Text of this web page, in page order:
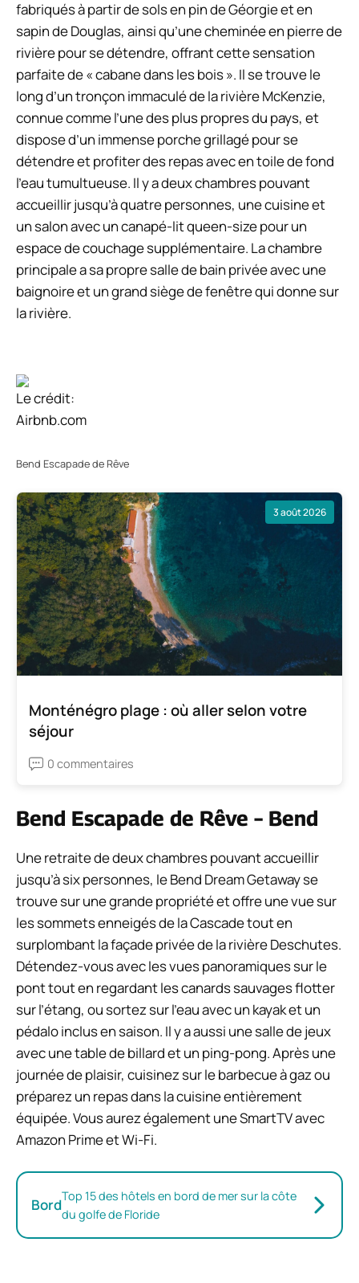
fabriqués à partir de sols en pin de Géorgie et en
sapin de Douglas, ainsi qu’une cheminée en pierre de
rivière pour se détendre, offrant cette sensation
parfaite de « cabane dans les bois ». Il se trouve le
long d’un tronçon immaculé de la rivière McKenzie,
connue comme l’une des plus propres du pays, et
dispose d’un immense porche grillagé pour se
détendre et profiter des repas avec en toile de fond
l’eau tumultueuse. Il y a deux chambres pouvant
accueillir jusqu’à quatre personnes, une cuisine et
un salon avec un canapé-lit queen-size pour un
espace de couchage supplémentaire. La chambre
principale a sa propre salle de bain privée avec une
baignoire et un grand siège de fenêtre qui donne sur
la rivière.
Le crédit:
Airbnb.com
Bend Escapade de Rêve
3 août 2026
Monténégro plage : où aller selon votre
séjour
0 commentaires
Bend Escapade de Rêve – Bend
Une retraite de deux chambres pouvant accueillir
jusqu’à six personnes, le Bend Dream Getaway se
trouve sur une grande propriété et offre une vue sur
les sommets enneigés de la Cascade tout en
surplombant la façade privée de la rivière Deschutes.
Détendez-vous avec les vues panoramiques sur le
pont tout en regardant les canards sauvages flotter
sur l’étang, ou sortez sur l’eau avec un kayak et un
pédalo inclus en saison. Il y a aussi une salle de jeux
avec une table de billard et un ping-pong. Après une
journée de plaisir, cuisinez sur le barbecue à gaz ou
préparez un repas dans la cuisine entièrement
équipée. Vous aurez également une SmartTV avec
Amazon Prime et Wi-Fi.
BordTop 15 des hôtels en bord de mer sur la côte
du golfe de Floride